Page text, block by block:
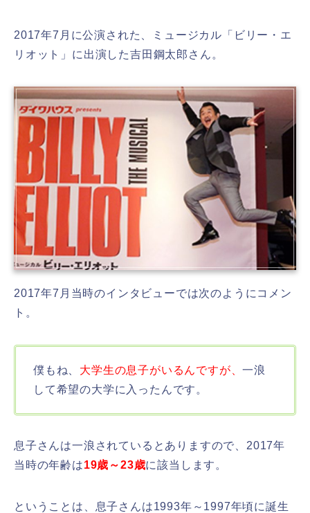
2017年7月に公演された、ミュージカル「ビリー・エ
リオット」に出演した吉田鋼太郎さん。
2017年7月当時のインタビューでは次のようにコメン
ト。
僕もね、 大学生の息子がいるんですが、一浪
して希望の大学に入ったんです。
息子さんは一浪されているとありますので、2017年
当時の年齢は19歳～23歳に該当します。
ということは、息子さんは1993年～1997年頃に誕生